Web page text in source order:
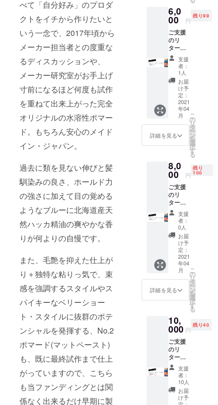
べて「自分好み」のプロダ
クトをイチから作りたいと
いう一念で、2017年頃から
メーカー担当者との度重な
るディスカッションや、
メーカー研究室がお手上げ
寸前になるほど何度も試作
を重ねて出来上がった完全
オリジナルの水溶性ポマー
ド。もちろん安心のメイド
イン・ジャパン。
過去に類を見ない伸びと髪
馴染みの良さ、ホールド力
の強さに加えて目の覚める
ようなブルーに北海道産天
然ハッカ精油の爽やかな香
りが何よりの自慢です。
また、毛艶を抑えた仕上が
り＋独特な粘りっ気で、束
感を強調するスタイルやス
パイキーなベリーショー
ト・スタイルに抜群のポテ
ンシャルを発揮する、No.2
ポマード(マットペースト)
も、既に最終試作まで仕上
がっていますので、こちら
も当ファンディングとは関
係なく出来るだけ早期に製
ディン
グ終了
後の量
産開始
となり
ます。
工場の
混雑状
況に
よって
はお届
け日程
が多少
前後す
る可能
性があ
ります
了承く
ださ
い。
6,0
00 円
残り99
ご支援
のリ
ターン
品とし
て、ピ
カデ
リー
No.1ポ
マード
(改)×2
個をお
届けし
ます。
※生産数
調整の
都合で
ディン
グ終了
後の量
産開始
となり
ます。
工場の
混雑状
況に
よって
はお届
け日程
が多少
前後す
る可能
性があ
ります
了承く
ださ
い。
支援
者：
1人
お届
け予
定：
2021
年04
月
詳細を見る
こ
の
リ
タ
ー
ン
を
選
択
す
る
8,0
00 円
残り
100
ご支援
のリ
ターン
品とし
て、ピ
カデ
リー
No.1ポ
マード
(改)×3
個をお
届けし
ます。
※生産数
調整の
都合で
ディン
グ終了
後の量
産開始
となり
ます。
工場の
混雑状
況に
よって
はお届
支援
者：
0人
お届
け予
定：
2021
年04
月
詳細を見る
こ
の
リ
タ
ー
ン
を
選
択
す
る
10,
000 円
残り40
ご支援
のリ
ターン
品とし
て、ピ
カデ
リー
No.1ポ
支援
者：
10人
お届
け予